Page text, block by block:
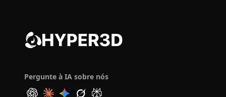
Pergunte à IA sobre nós